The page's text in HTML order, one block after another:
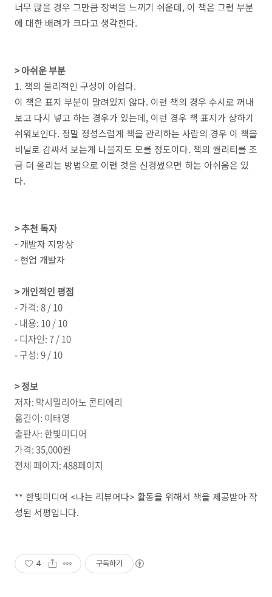
너무 많을 경우 그만큼 장벽을 느끼기 쉬운데, 이 책은 그런 부분
에 대한 배려가 크다고 생각한다.
> 아쉬운 부분
1. 책의 물리적인 구성이 아쉽다.
이 책은 표지 부분이 말려있지 않다. 이런 책의 경우 수시로 꺼내
보고 다시 넣고 하는 경우가 있는데, 이런 경우 책 표지가 상하기
쉬워보인다. 정말 정성스럽게 책을 관리하는 사람의 경우 이 책을
비닐로 감싸서 보는게 나을지도 모를 정도이다. 책의 퀄리티를 조
금 더 올리는 방법으로 이런 것을 신경썼으면 하는 아쉬움은 있
다.
> 추천 독자
- 개발자 지망상
- 현업 개발자
> 개인적인 평점
- 가격: 8 / 10
- 내용: 10 / 10
- 디자인: 7 / 10
- 구성: 9 / 10
> 정보
저자: 막시밀리아노 콘티에리
옮긴이: 이태영
출판사: 한빛미디어
가격: 35,000원
전체 페이지: 488페이지
** 한빛미디어 <나는 리뷰어다> 활동을 위해서 책을 제공받아 작
성된 서평입니다.
4 구독하기